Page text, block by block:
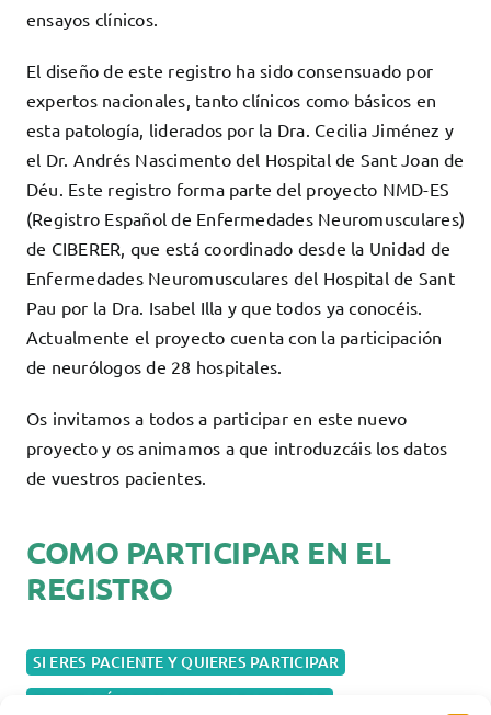
ensayos clínicos.
El diseño de este registro ha sido consensuado por
expertos nacionales, tanto clínicos como básicos en
esta patología, liderados por la Dra. Cecilia Jiménez y
el Dr. Andrés Nascimento del Hospital de Sant Joan de
Déu. Este registro forma parte del proyecto NMD-ES
(Registro Español de Enfermedades Neuromusculares)
de CIBERER, que está coordinado desde la Unidad de
Enfermedades Neuromusculares del Hospital de Sant
Pau por la Dra. Isabel Illa y que todos ya conocéis.
Actualmente el proyecto cuenta con la participación
de neurólogos de 28 hospitales.
Os invitamos a todos a participar en este nuevo
proyecto y os animamos a que introduzcáis los datos
de vuestros pacientes.
COMO PARTICIPAR EN EL
REGISTRO
SI ERES PACIENTE Y QUIERES PARTICIPAR
SI ERES MÉDICO Y QUIERES PARTICIPAR